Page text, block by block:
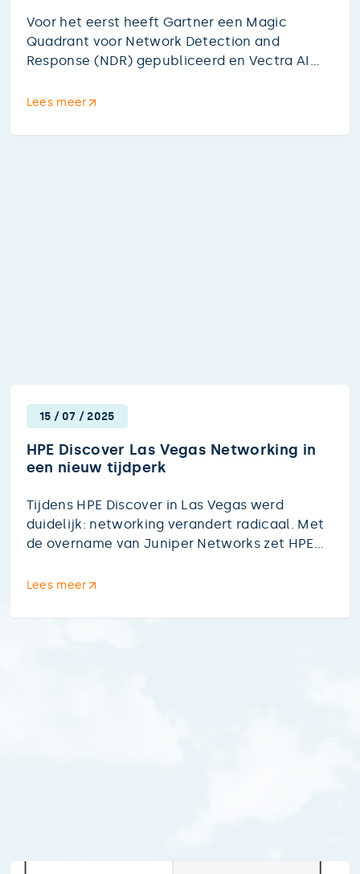
Voor het eerst heeft Gartner een Magic
Quadrant voor Network Detection and
Response (NDR) gepubliceerd en Vectra AI
hoogste score op zowel "Ability to Execute"
Lees meer
15 / 07 / 2025
HPE Discover Las Vegas Networking in
een nieuw tijdperk
Tijdens HPE Discover in Las Vegas werd
duidelijk: networking verandert radicaal. Met
de overname van Juniper Networks zet HPE
belangrijkste inzichten en wat dit betekent
Lees meer